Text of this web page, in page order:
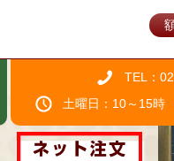
TEL：
土曜日：10～15時